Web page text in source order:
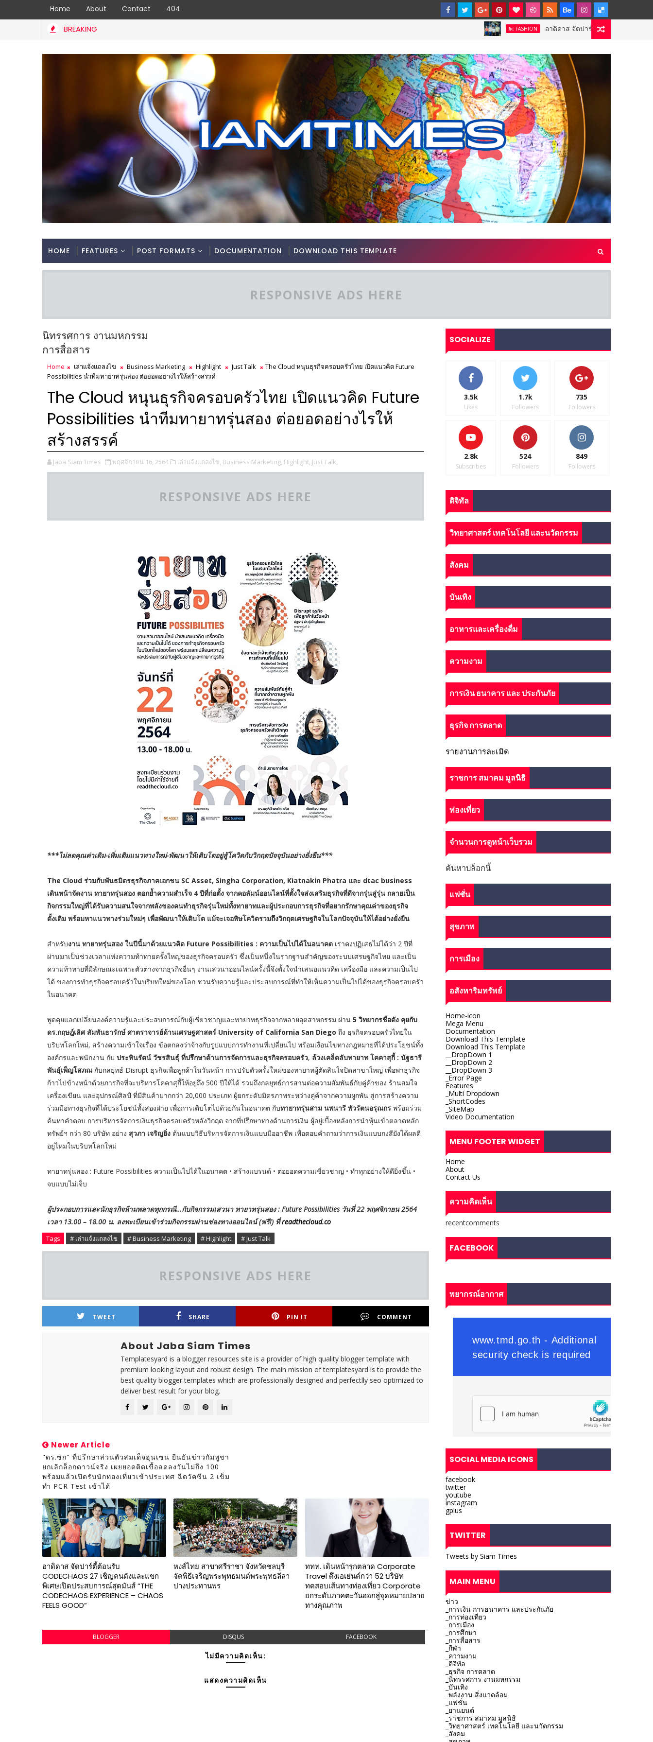
Home About Contact 404
BREAKING FASHION อาดิดาส จัดปาร์ตี้ต้อนรับ CODECHAOS 27 เ
HOME FEATURES POST FORMATS DOCUMENTATION DOWNLOAD THIS TEMPLATE
RESPONSIVE ADS HERE
นิทรรศการ งานมหกรรม
การสื่อสาร
Home เล่าแจ้งแถลงไข Business Marketing Highlight Just Talk
The Cloud หนุนธุรกิจครอบครัวไทย เปิดแนวคิด Future
Possibilities นำทีมทายาทรุ่นสอง ต่อยอดอย่างไรให้สร้างสรรค์
The Cloud หนุนธุรกิจครอบครัวไทย เปิดแนวคิด Future
Possibilities นำทีมทายาทรุ่นสอง ต่อยอดอย่างไรให้
สร้างสรรค์
Jaba Siam Times พฤศจิกายน 16, 2564 เล่าแจ้งแถลงไข, Business Marketing, Highlight, Just Talk,
RESPONSIVE ADS HERE
***ไม่ลดคุณค่าเดิม-เพิ่มเติมแนวทางใหม่-พัฒนาให้เติบโตอยู่สู้โควิดกับวิกฤตปัจจุบันอย่างยั่งยืน***
The Cloud ร่วมกับพันธมิตรธุรกิจภาคเอกชน SC Asset, Singha Corporation, Kiatnakin Phatra และ dtac business
เดินหน้าจัดงาน ทายาทรุ่นสอง ตอกย้ำความสำเร็จ 4 ปีที่ก่อตั้ง จากคอลัมน์ออนไลน์ที่ตั้งใจส่งเสริมธุรกิจที่ดีจากรุ่นสู่รุ่น กลายเป็น
กิจกรรมใหญ่ที่ได้รับความสนใจจากพลังของคนทำธุรกิจรุ่นใหม่ทั้งทายาทและผู้ประกอบการธุรกิจที่อยากรักษาคุณค่าของธุรกิจ
ดั้งเดิม พร้อมหาแนวทางร่วมใหม่ๆ เพื่อพัฒนาให้เติบโต แม้จะเจอพิษโควิดรวมถึงวิกฤตเศรษฐกิจในโลกปัจจุบันให้ได้อย่างยั่งยืน
สำหรับงาน ทายาทรุ่นสอง ในปีนี้มาด้วยแนวคิด Future Possibilities : ความเป็นไปได้ในอนาคต เราคงปฏิเสธไม่ได้ว่า 2 ปีที่
ผ่านมาเป็นช่วงเวลาแห่งความท้าทายครั้งใหญ่ของธุรกิจครอบครัว ซึ่งเป็นหนึ่งในรากฐานสำคัญของระบบเศรษฐกิจไทย และเป็น
ความท้าทายที่มีลักษณะเฉพาะตัวต่างจากธุรกิจอื่นๆ งานเสวนาออนไลน์ครั้งนี้จึงตั้งใจนำเสนอแนวคิด เครื่องมือ และความเป็นไป
ได้ ของการทำธุรกิจครอบครัวในบริบทใหม่ของโลก ชวนรับความรู้และประสบการณ์ที่ทำให้เห็นความเป็นไปได้ของธุรกิจครอบครัว
ในอนาคต
พูดคุยแลกเปลี่ยนองค์ความรู้และประสบการณ์กับผู้เชี่ยวชาญและทายาทธุรกิจจากหลายอุตสาหกรรม ผ่าน 5 วิทยากรชื่อดัง คุยกับ
ดร.กฤษฎ์เลิศ สัมพันธารักษ์ ศาตราจารย์ด้านเศรษฐศาสตร์ University of California San Diego ถึง ธุรกิจครอบครัวไทยใน
บริบทโลกใหม่, สร้างความเข้าใจเรื่อง ข้อตกลงว่าจ้างกับรูปแบบการทำงานที่เปลี่ยนไป พร้อมเงื่อนไขทางกฎหมายที่ได้ประโยชน์ทั้ง
องค์กรและพนักงาน กับ ประทินรัตน์ วัชรสินธุ์ ที่ปรึกษาด้านการจัดการและธุรกิจครอบครัว, ล้วงเคล็ดลับทายาท โคคาสุกี้ : นัฐธารี
พันธุ์เพ็ญโสภณ กับกลยุทธ์ Disrupt ธุรกิจเพื่อลูกค้าในวันหน้า การปรับตัวครั้งใหม่ของทายาทผู้ตัดสินใจปิดสาขาใหญ่ เพื่อพาธุรกิจ
ก้าวไปข้างหน้าด้วยภารกิจที่จะบริหารโคคาสุกี้ให้อยู่ถึง 500 ปีให้ได้ รวมถึงกลยุทธ์การสานต่อความสัมพันธ์กับคู่ค้าของ ร้านสมใจ
เครื่องเขียน และอุปกรณ์ศิลป์ ที่มีสินค้ามากกว่า 20,000 ประเภท ผู้ยกระดับมิตรภาพระหว่างคู่ค้าจากความผูกพัน สู่การสร้างความ
ร่วมมือทางธุรกิจที่ได้ประโยชน์ทั้งสองฝ่าย เพื่อการเติบโตไปด้วยกันในอนาคต กับทายาทรุ่นสาม นพนารี พัวรัตนอรุณกร พร้อมร่วม
ค้นหาคำตอบ การบริหารจัดการเงินธุรกิจครอบครัวหลังวิกฤต จากที่ปรึกษาทางด้านการเงิน ผู้อยู่เบื้องหลังการนำหุ้นเข้าตลาดหลัก
ทรัพย์ฯ กว่า 80 บริษัท อย่าง สุวภา เจริญยิ่ง ต้นแบบวิธีบริหารจัดการเงินแบบมืออาชีพ เพื่อตอบคำถามว่าการเงินแบบกงสียังได้ผลดี
อยู่ไหมในบริบทโลกใหม่
ทายาทรุ่นสอง : Future Possibilities ความเป็นไปได้ในอนาคต • สร้างแบรนด์ • ต่อยอดความเชี่ยวชาญ • ทําทุกอย่างให้ดียิ่งขึ้น •
จบแบบไม่เจ็บ
ผู้ประกอบการและนักธุรกิจห้ามพลาดทุกกรณี…กับกิจกรรมเสวนา ทายาทรุ่นสอง : Future Possibilities วันที่ 22 พฤศจิกายน 2564
เวลา 13.00 – 18.00 น. ลงทะเบียนเข้าร่วมกิจกรรมผ่านช่องทางออนไลน์ (ฟรี!) ที่readthecloud.co
Tags # เล่าแจ้งแถลงไข # Business Marketing # Highlight # Just Talk
RESPONSIVE ADS HERE
TWEET SHARE PIN IT COMMENT
About Jaba Siam Times
Templatesyard is a blogger resources site is a provider of high quality blogger template with
premium looking layout and robust design. The main mission of templatesyard is to provide the
best quality blogger templates which are professionally designed and perfectlly seo optimized to
deliver best result for your blog.
Newer Article
"ดร.ซก" ที่ปรึกษาส่วนตัวสมเด็จฮุนเซน ยืนยันข่าวกัมพูชา
ยกเลิกล็อกดาวน์จริง เผยยอดติดเขื้อลดลงวันไม่ถึง 100
พร้อมแล้วเปิดรับนักท่องเที่ยวเข้าประเทศ ฉีดวัคซีน 2 เข็ม
ทำ PCR Test เข้าได้
อาดิดาส จัดปาร์ตี้ต้อนรับ
CODECHAOS 27 เชิญคนดังและแขก
พิเศษเปิดประสบการณ์สุดมันส์ “THE
CODECHAOS EXPERIENCE – CHAOS
FEELS GOOD”
หงส์ไทย สาขาศรีราชา จังหวัดชลบุรี
จัดพิธีเจริญพระพุทธมนต์พระพุทธลีลา
ปางประทานพร
ททท. เดินหน้ารุกตลาด Corporate
Travel ดึงเอเย่นต์กว่า 52 บริษัท
ทดสอบเส้นทางท่องเที่ยว Corporate
ยกระดับภาคตะวันออกสู่จุดหมายปลาย
ทางคุณภาพ
BLOGGER DISQUS FACEBOOK
ไม่มีความคิดเห็น:
แสดงความคิดเห็น
SOCIALIZE
3.5k
Likes
1.7k
Followers
735
Followers
2.8k
Subscribes
524
Followers
849
Followers
ดิจิทัล
วิทยาศาสตร์ เทคโนโลยี และนวัตกรรม
สังคม
บันเทิง
อาหารและเครื่องดื่ม
ความงาม
การเงิน ธนาคาร และ ประกันภัย
ธุรกิจ การตลาด
รายงานการละเมิด
ราชการ สมาคม มูลนิธิ
ท่องเที่ยว
จำนวนการดูหน้าเว็บรวม
ค้นหาบล็อกนี้
แฟชั่น
สุขภาพ
การเมือง
อสังหาริมทรัพย์
Home-icon
Mega Menu
Documentation
Download This Template
Download This Template
__DropDown 1
__DropDown 2
__DropDown 3
_Error Page
Features
_Multi Dropdown
_ShortCodes
_SiteMap
Video Documentation
MENU FOOTER WIDGET
Home
About
Contact Us
ความคิดเห็น
recentcomments
FACEBOOK
พยากรณ์อากาศ
SOCIAL MEDIA ICONS
facebook
twitter
youtube
instagram
gplus
TWITTER
Tweets by Siam Times
MAIN MENU
ข่าว
_การเงิน การธนาคาร และประกันภัย
_การท่องเที่ยว
_การเมือง
_การศึกษา
_การสื่อสาร
_กีฬา
_ความงาม
_ดิจิทัล
_ธุรกิจ การตลาด
_นิทรรศการ งานมหกรรม
_บันเทิง
_พลังงาน สิ่งแวดล้อม
_แฟชั่น
_ยานยนต์
_ราชการ สมาคม มูลนิธิ
_วิทยาศาสตร์ เทคโนโลยี และนวัตกรรม
_สังคม